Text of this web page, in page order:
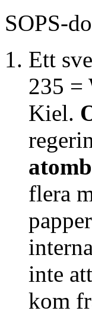
SOPS-
Ett
235 =
Kiel.
flera
inte
kom